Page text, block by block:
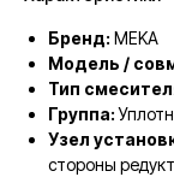
Бренд: MEKA
Модель /
Тип
Группа:
Узел
стороны